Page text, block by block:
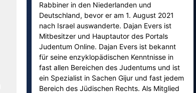
Rabbiner in den Niederlanden und
Deutschland, bevor er am 1. August 2021
nach Israel auswanderte. Dajan Evers ist
Mitbesitzer und Hauptautor des Portals
Judentum Online. Dajan Evers ist bekannt
für seine enzyklopädischen Kenntnisse in
fast allen Bereichen des Judentums und ist
ein Spezialist in Sachen Gijur und fast jedem
Bereich des Jüdischen Rechts. Als Mitglied